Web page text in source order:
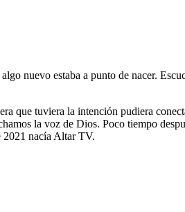
nuevo estaba a punto de nacer.
que tuviera la intención pudiera
la voz de Dios. Poco tiempo
2021 nacía Altar TV.